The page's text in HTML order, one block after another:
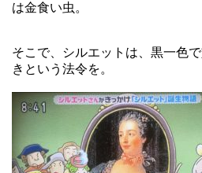
は金食い虫。
そこで、シルエットは、黒一色
きという法令を。